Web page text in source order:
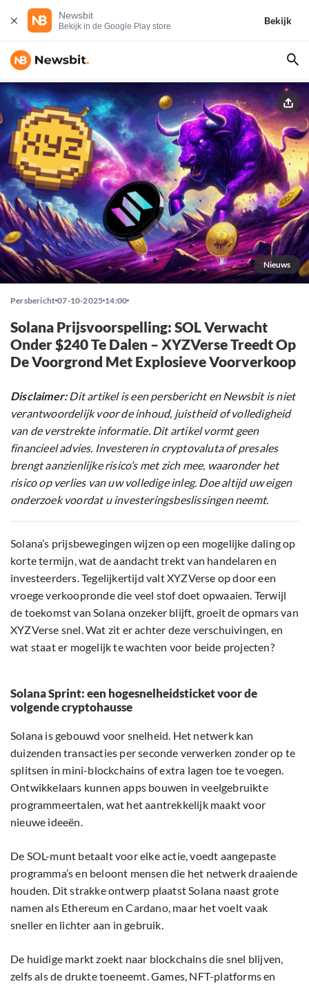
Newsbit
Bekijk in de Google Play store
Bekijk
Nieuws
Persbericht 07-10-2025 14:00
Solana Prijsvoorspelling: SOL Verwacht
Onder $240 Te Dalen – XYZVerse Treedt Op
De Voorgrond Met Explosieve Voorverkoop
Disclaimer:Dit artikel is een persbericht en Newsbit is niet
verantwoordelijk voor de inhoud, juistheid of volledigheid
van de verstrekte informatie. Dit artikel vormt geen
financieel advies. Investeren in cryptovaluta of presales
brengt aanzienlijke risico’s met zich mee, waaronder het
risico op verlies van uw volledige inleg. Doe altijd uw eigen
onderzoek voordat u investeringsbeslissingen neemt.
Solana’s prijsbewegingen wijzen op een mogelijke daling op
korte termijn, wat de aandacht trekt van handelaren en
investeerders. Tegelijkertijd valt XYZVerse op door een
vroege verkoopronde die veel stof doet opwaaien. Terwijl
de toekomst van Solana onzeker blijft, groeit de opmars van
XYZVerse snel. Wat zit er achter deze verschuivingen, en
wat staat er mogelijk te wachten voor beide projecten?
Solana Sprint: een hogesnelheidsticket voor de
volgende cryptohausse
Solana is gebouwd voor snelheid. Het netwerk kan
duizenden transacties per seconde verwerken zonder op te
splitsen in mini-blockchains of extra lagen toe te voegen.
Ontwikkelaars kunnen apps bouwen in veelgebruikte
programmeertalen, wat het aantrekkelijk maakt voor
nieuwe ideeën.
De SOL-munt betaalt voor elke actie, voedt aangepaste
programma’s en beloont mensen die het netwerk draaiende
houden. Dit strakke ontwerp plaatst Solana naast grote
namen als Ethereum en Cardano, maar het voelt vaak
sneller en lichter aan in gebruik.
De huidige markt zoekt naar blockchains die snel blijven,
zelfs als de drukte toeneemt. Games, NFT-platforms en